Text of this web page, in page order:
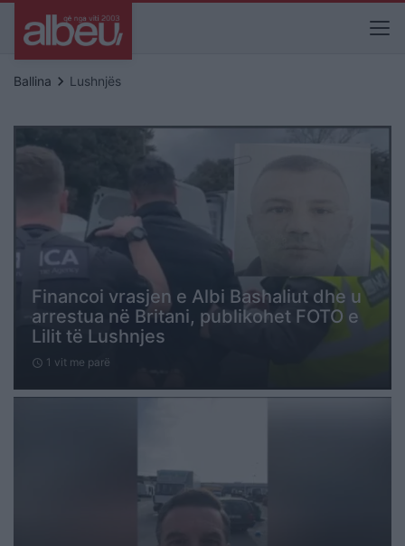
Ballina keyboard_arrow_right Lushnjës
Financoi vrasjen e Albi Bashaliut dhe u
arrestua në Britani, publikohet FOTO e
Lilit të Lushnjes
schedule 1 vit me parë